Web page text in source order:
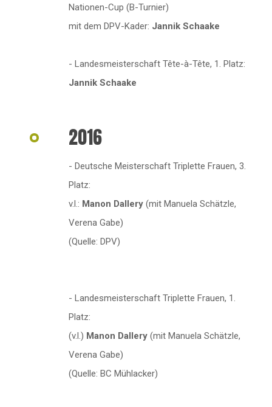
Nationen-Cup (B-Turnier)
mit dem DPV-Kader: Jannik Schaake
- Landesmeisterschaft Tête-à-Tête, 1. Platz:
Jannik Schaake
2016
- Deutsche Meisterschaft Triplette Frauen, 3.
Platz:
v.l.: Manon Dallery (mit Manuela Schätzle,
Verena Gabe)
(Quelle: DPV)
- Landesmeisterschaft Triplette Frauen, 1.
Platz:
(v.l.) Manon Dallery (mit Manuela Schätzle,
Verena Gabe)
(Quelle: BC Mühlacker)